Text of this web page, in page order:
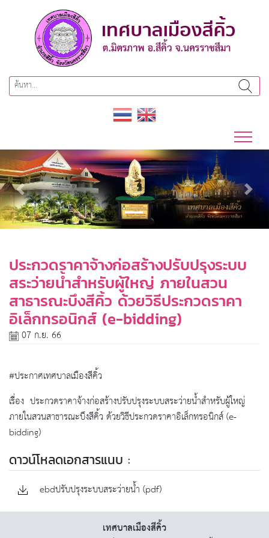
Previous Next
ประกวดราคาจ้างก่อสร้างปรับปรุงระบบ
สระว่ายน้ำสำหรับผู้ใหญ่ ภายในสวน
สาธารณะบึงสีคิ้ว ด้วยวิธีประกวดราคา
อิเล็กทรอนิกส์ (e-bidding)
07 ก.ย. 66
#ประกาศเทศบาลเมืองสีคิ้ว
เรื่อง ประกวดราคาจ้างก่อสร้างปรับปรุงระบบสระว่ายน้ำสำหรับผู้ใหญ่
ภายในสวนสาธารณะบึงสีคิ้ว ด้วยวิธีประกวดราคาอิเล็กทรอนิกส์ (e-
bidding)
ดาวน์โหลดเอกสารแนบ :
ebdปรับปรุงระบบสระว่ายน้ำ (pdf)
เทศบาลเมืองสีคิ้ว